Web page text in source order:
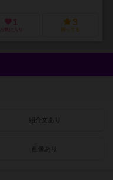
1
お気に入り
3
持ってる
紹介文あり
画像あり